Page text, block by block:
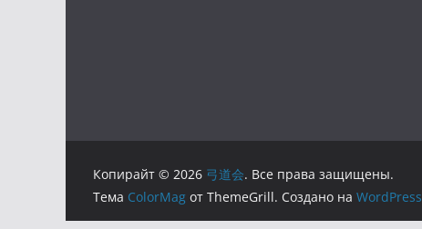
Копирайт © 2026 弓道会. Все права защищены.
Тема ColorMag от ThemeGrill. Создано на WordPress